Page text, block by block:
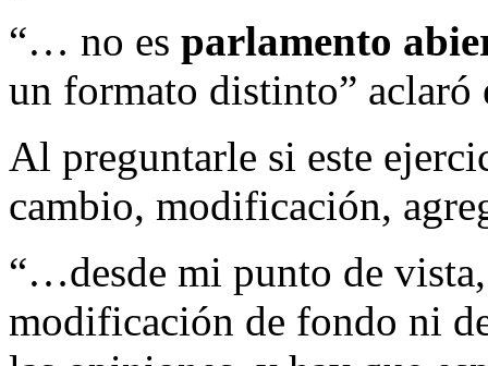
“… no es parlamento
un formato distinto” aclaró
Al preguntarle si este
cambio, modificación,
“…desde mi punto de
modificación de fondo ni